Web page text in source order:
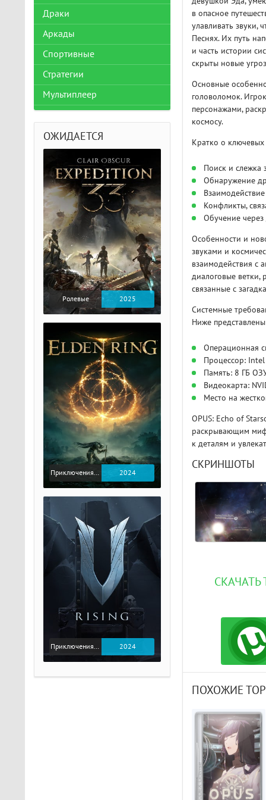
в опасное
улавливать звуки,
Песнях. Их путь
и часть истории
скрыты новые
Основные
головоломок.
персонажами,
космосу.
Кратко о ключевых
Поиск и слежка
Обнаружение
Конфликты,
Обучение
Особенности и
звуками и
взаимодействия с
диалоговые
связанные с
Системные
Ниже
Операционная
Процессор:
Память: 8 ГБ
Видеокарта:
Место на
OPUS: Echo of
раскрывающим
к деталям и
СКРИНШОТЫ
СКАЧАТЬ
ПОХОЖИЕ
Драки
Аркады
Спортивные
Стратегии
Мультиплеер
ОЖИДАЕТСЯ
Ролевые 2025
Приключения / Экшен / Ролевые 2024
Приключения / Экшен 2024